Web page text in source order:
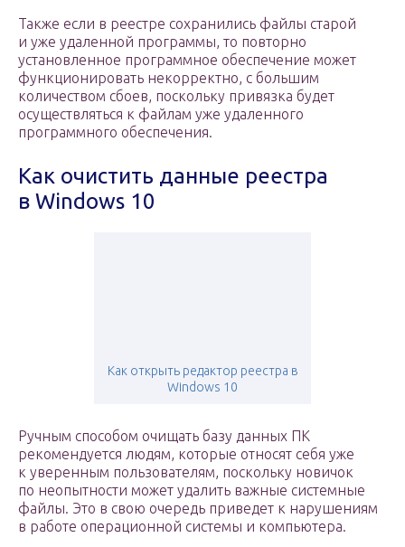
Также если в реестре сохранились файлы старой
и уже удаленной программы, то повторно
установленное программное обеспечение может
функционировать некорректно, с большим
количеством сбоев, поскольку привязка будет
осуществляться к файлам уже удаленного
программного обеспечения.
Как очистить данные реестра
в Windows 10
Как открыть редактор реестра в
Windows 10
Ручным способом очищать базу данных ПК
рекомендуется людям, которые относят себя уже
к уверенным пользователям, поскольку новичок
по неопытности может удалить важные системные
файлы. Это в свою очередь приведет к нарушениям
в работе операционной системы и компьютера.